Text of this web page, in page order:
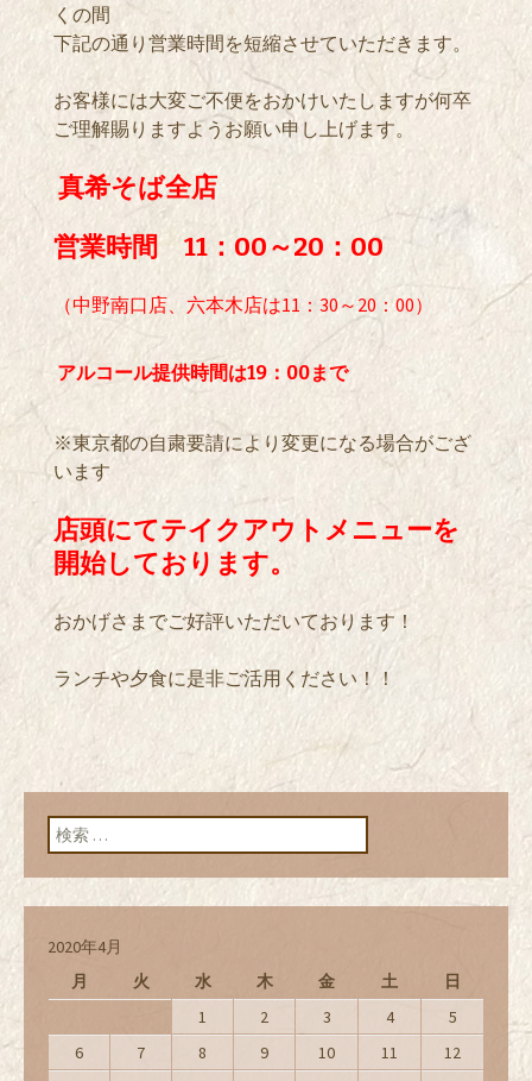
くの間
下記の通り営業時間を短縮させていただきます。
お客様には大変ご不便をおかけいたしますが何卒
ご理解賜りますようお願い申し上げます。
真希そば全店
営業時間 11：00～20：00
（中野南口店、六本木店は11：30～20：00）
アルコール提供時間は19：00まで
※東京都の自粛要請により変更になる場合がござ
います
店頭にてテイクアウトメニューを
開始しております。
おかげさまでご好評いただいております！
ランチや夕食に是非ご活用ください！！
検索:
2020年4月
月
火 水 木 金 土
日
1
2 3 4
5
6
7 8 9 10 11
12